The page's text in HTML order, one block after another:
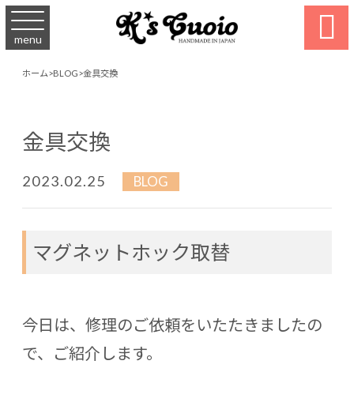
menu 
ホーム>BLOG>金具交換
金具交換
2023.02.25 BLOG
マグネットホック取替
今日は、修理のご依頼をいたたきましたの
で、ご紹介します。